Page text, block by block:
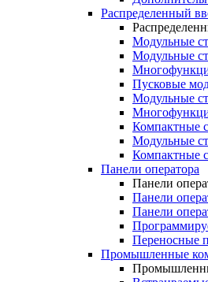
Распределенный
Модульные
Модульные
Пусковые
Модульные
Компактные
Модульные
Компактные
Панели оператора
Панели
Панели
Панели
Переносные
Промышленные